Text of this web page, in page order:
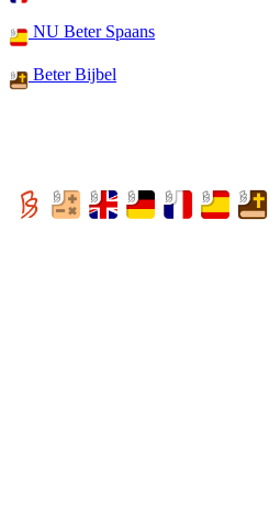
NU Beter Spaans
Beter Bijbel